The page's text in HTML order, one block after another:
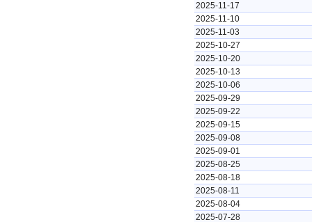
2025-11-17
2025-11-10
2025-11-03
2025-10-27
2025-10-20
2025-10-13
2025-10-06
2025-09-29
2025-09-22
2025-09-15
2025-09-08
2025-09-01
2025-08-25
2025-08-18
2025-08-11
2025-08-04
2025-07-28